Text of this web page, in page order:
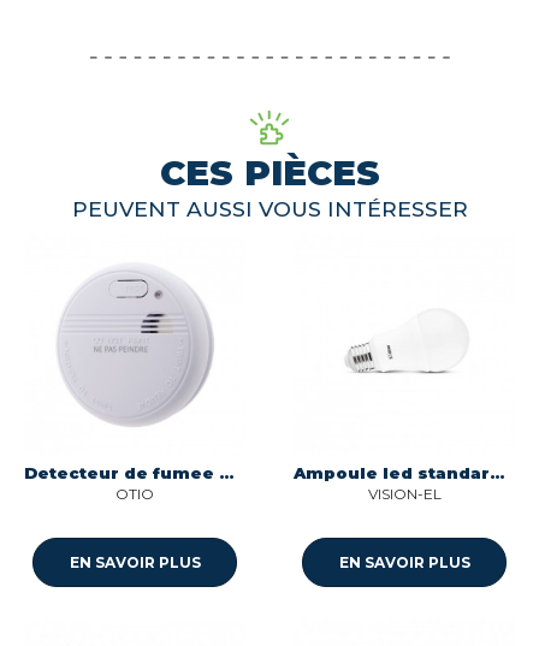
CES PIÈCES
PEUVENT AUSSI VOUS INTÉRESSER
Detecteur de fumee nf autonomie 3 ans-garantie 5 ans Otio 520032
OTIO
EN SAVOIR PLUS
Ampoule led standard 13w e27 1521 lumens 6500k Miidex 100608
VISION-EL
EN SAVOIR PLUS